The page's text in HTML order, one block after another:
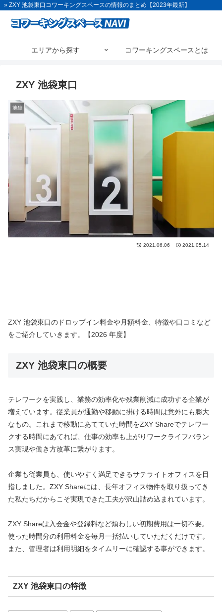
» ZXY 池袋東口コワーキングスペースの情報のまとめ【2023年最新】
エリアから探す コワーキングスペースとは
ZXY 池袋東口
池袋
2021.06.06 2021.05.14
ZXY 池袋東口のドロップイン料金や月額料金、特徴や口コミなど
をご紹介していきます。【2026 年度】
ZXY 池袋東口の概要
テレワークを実践し、業務の効率化や残業削減に成功する企業が
増えています。従業員が通勤や移動に掛ける時間は意外にも膨大
なもの。これまで移動にあてていた時間をZXY Shareでテレワー
クする時間にあてれば、仕事の効率も上がりワークライフバラン
ス実現や働き方改革に繋がります。
企業も従業員も、使いやすく満足できるサテライトオフィスを目
指しました。ZXY Shareには、長年オフィス物件を取り扱ってき
た私たちだからこそ実現できた工夫が沢山詰め込まれています。
ZXY Shareは入会金や登録料など煩わしい初期費用は一切不要。
使った時間分の利用料金を毎月一括払いしていただくだけです。
また、管理者は利用明細をタイムリーに確認する事ができます。
ZXY 池袋東口の特徴